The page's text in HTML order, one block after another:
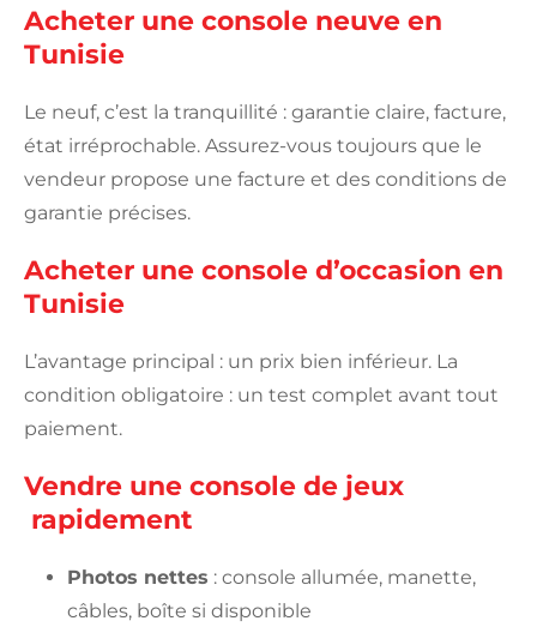
Acheter une console neuve en
Tunisie
Le neuf, c’est la tranquillité : garantie claire, facture,
état irréprochable. Assurez-vous toujours que le
vendeur propose une facture et des conditions de
garantie précises.
Acheter une console d’occasion en
Tunisie
L’avantage principal : un prix bien inférieur. La
condition obligatoire : un test complet avant tout
paiement.
Vendre une console de jeux
rapidement
Photos nettes : console allumée, manette,
câbles, boîte si disponible